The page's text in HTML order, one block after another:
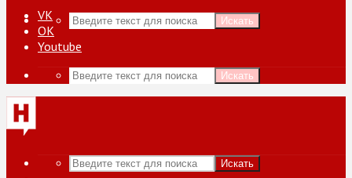
Искать
VK
ОК
Youtube
Искать
Искать